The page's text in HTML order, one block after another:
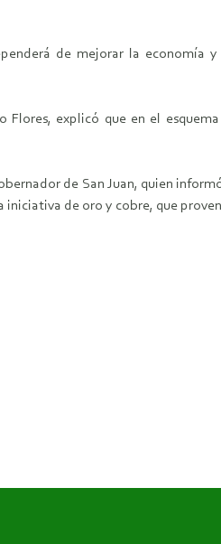
de mejorar la economía
Flores, explicó que en el
de San Juan, quien
de oro y cobre, que